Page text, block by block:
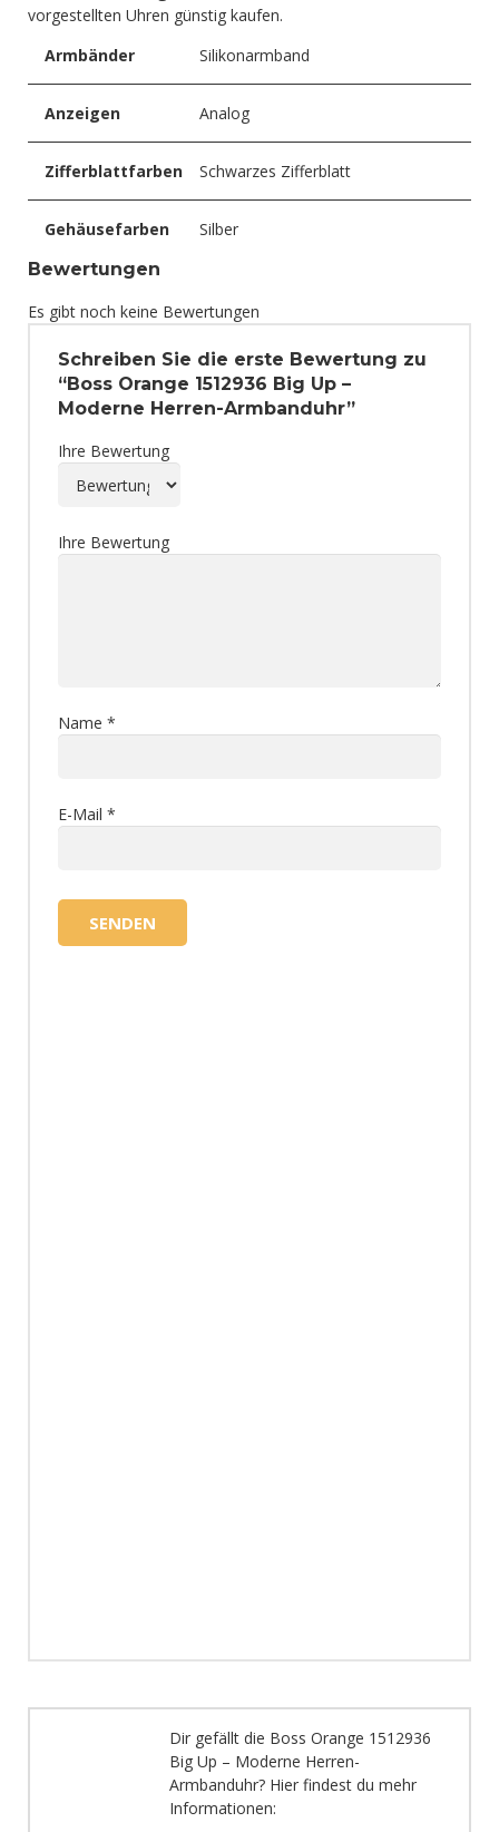
vorgestellten Uhren günstig kaufen.
Armbänder
Silikonarmband
Anzeigen Analog
Zifferblattfarben Schwarzes Zifferblatt
Gehäusefarben
Silber
Bewertungen
Es gibt noch keine Bewertungen
Schreiben Sie die erste Bewertung zu
“Boss Orange 1512936 Big Up –
Moderne Herren-Armbanduhr”
Ihre Bewertung
Ihre Bewertung
Name *
E-Mail *
Dir gefällt die Boss Orange 1512936
Big Up – Moderne Herren-
Armbanduhr? Hier findest du mehr
Informationen: